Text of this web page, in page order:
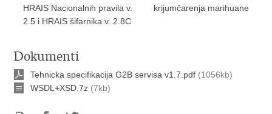
HRAIS Nacionalnih pravila v.
2.5 i HRAIS šifarnika v. 2.8C
krijumčarenja marihuane
Dokumenti
Tehnicka specifikacija G2B servisa v1.7.pdf (1056kb)
WSDL+XSD.7z (7kb)